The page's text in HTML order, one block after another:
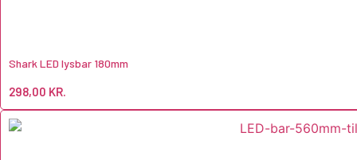
Shark LED lysbar 180mm
298,00 KR.